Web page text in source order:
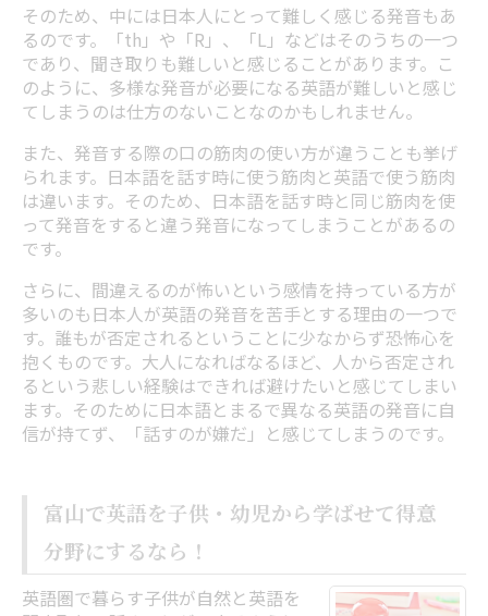
そのため、中には日本人にとって難しく感じる発音もあ
るのです。「th」や「R」、「L」などはそのうちの一つ
であり、聞き取りも難しいと感じることがあります。こ
のように、多様な発音が必要になる英語が難しいと感じ
てしまうのは仕方のないことなのかもしれません。
また、発音する際の口の筋肉の使い方が違うことも挙げ
られます。日本語を話す時に使う筋肉と英語で使う筋肉
は違います。そのため、日本語を話す時と同じ筋肉を使
って発音をすると違う発音になってしまうことがあるの
です。
さらに、間違えるのが怖いという感情を持っている方が
多いのも日本人が英語の発音を苦手とする理由の一つで
す。誰もが否定されるということに少なからず恐怖心を
抱くものです。大人になればなるほど、人から否定され
るという悲しい経験はできれば避けたいと感じてしまい
ます。そのために日本語とまるで異なる英語の発音に自
信が持てず、「話すのが嫌だ」と感じてしまうのです。
富山で英語を子供・幼児から学ばせて得意
分野にするなら！
英語圏で暮らす子供が自然と英語を